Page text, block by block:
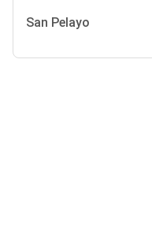
San Pelayo